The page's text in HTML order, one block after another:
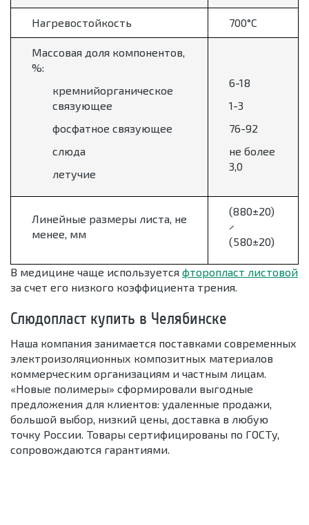
Нагревостойкость 700°С
Массовая доля компонентов,
%:
кремнийорганическое
связующее
фосфатное связующее
слюда
летучие
6-18
1-3
76-92
не более
3,0
Линейные размеры листа, не
менее, мм
(880±20)
×
(580±20)
В медицине чаще используется фторопласт листовой
за счет его низкого коэффициента трения.
Слюдопласт купить в Челябинске
Наша компания занимается поставками современных
электроизоляционных композитных материалов
коммерческим организациям и частным лицам.
«Новые полимеры» сформировали выгодные
предложения для клиентов: удаленные продажи,
большой выбор, низкий цены, доставка в любую
точку России. Товары сертифицированы по ГОСТу,
сопровождаются гарантиями.